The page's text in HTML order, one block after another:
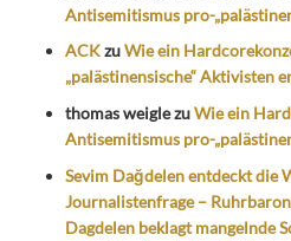
Antisemitismus pro-
ACKzuWie ein
„palästinensische“ Aktivisten
thomas weiglezuWie ein
Antisemitismus pro-
Sevim Dağdelen entdeckt die
Journalistenfrage –
Dagdelen beklagt mangelnde